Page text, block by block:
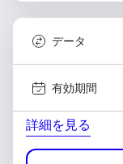
データ
有効期間
詳細を見る